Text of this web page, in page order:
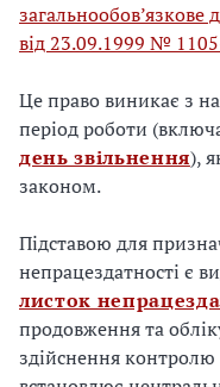
загальнообов’язкове
від 23.09.1999 №
Це право виникає з
період роботи
день звільнення),
законом.
Підставою для
непрацездатності є
листок
продовження та
здійснення контролю